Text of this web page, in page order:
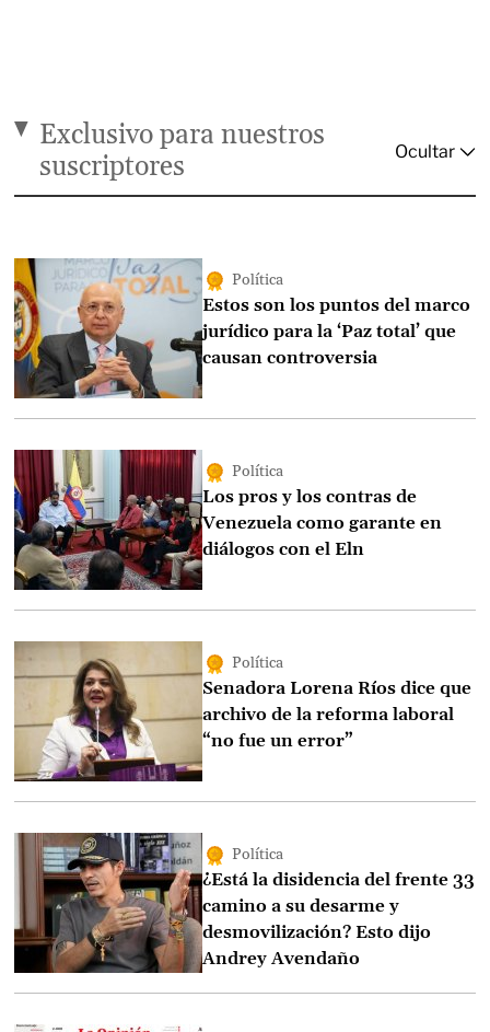
Exclusivo para nuestros
suscriptores
Política
Estos son los puntos del marco
jurídico para la ‘Paz total’ que
causan controversia
Política
Los pros y los contras de
Venezuela como garante en
diálogos con el Eln
Política
Senadora Lorena Ríos dice que
archivo de la reforma laboral
“no fue un error”
Política
¿Está la disidencia del frente 33
camino a su desarme y
desmovilización? Esto dijo
Andrey Avendaño